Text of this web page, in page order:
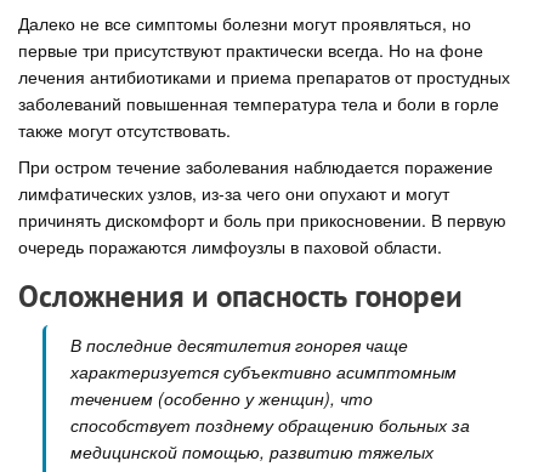
Далеко не все симптомы болезни могут проявляться, но
первые три присутствуют практически всегда. Но на фоне
лечения антибиотиками и приема препаратов от простудных
заболеваний повышенная температура тела и боли в горле
также могут отсутствовать.
При остром течение заболевания наблюдается поражение
лимфатических узлов, из-за чего они опухают и могут
причинять дискомфорт и боль при прикосновении. В первую
очередь поражаются лимфоузлы в паховой области.
Осложнения и опасность гонореи
В последние десятилетия гонорея чаще
характеризуется субъективно асимптомным
течением (особенно у женщин), что
способствует позднему обращению больных за
медицинской помощью, развитию тяжелых